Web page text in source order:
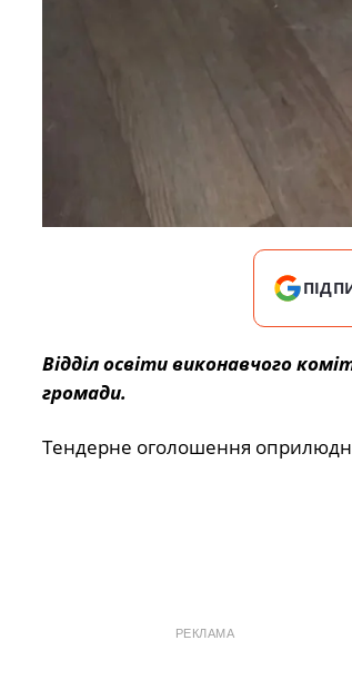
Відділ освіти виконавчого
громади.
Тендерне оголошення
РЕКЛАМА